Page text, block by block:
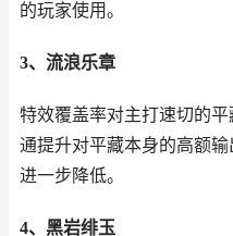
的玩家使用。
3、流浪乐章
特效覆盖率对主打速切的
通提升对平藏本身的高额
进一步降低。
4、黑岩绯玉